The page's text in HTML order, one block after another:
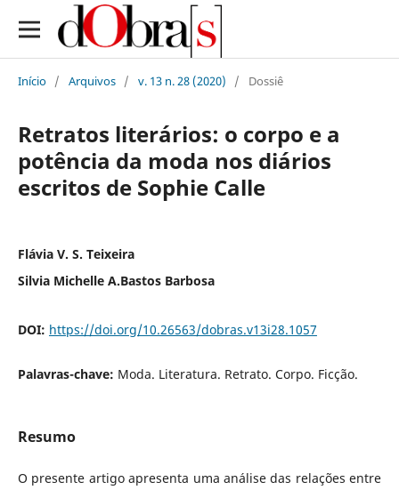
Início / Arquivos / v. 13 n. 28 (2020) / Dossiê
Retratos literários: o corpo e a
potência da moda nos diários
escritos de Sophie Calle
Flávia V. S. Teixeira
Silvia Michelle A.Bastos Barbosa
DOI: https://doi.org/10.26563/dobras.v13i28.1057
Palavras-chave: Moda. Literatura. Retrato. Corpo. Ficção.
Resumo
O presente artigo apresenta uma análise das relações entre